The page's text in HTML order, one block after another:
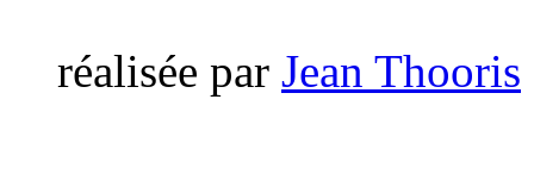
réalisée par Jean Thooris